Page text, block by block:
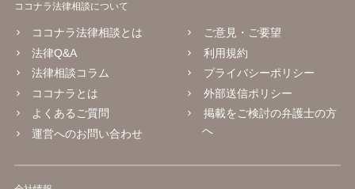
ココナラ法律相談について
ココナラ法律相談とは
法律Q&A
法律相談コラム
ココナラとは
よくあるご質問
運営へのお問い合わせ
ご意見・ご要望
利用規約
プライバシーポリシー
外部送信ポリシー
掲載をご検討の弁護士の方
へ